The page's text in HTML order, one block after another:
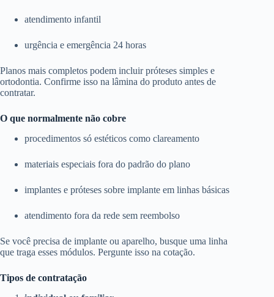
atendimento infantil
urgência e emergência 24 horas
Planos mais completos podem incluir próteses simples e
ortodontia. Confirme isso na lâmina do produto antes de
contratar.
O que normalmente não cobre
procedimentos só estéticos como clareamento
materiais especiais fora do padrão do plano
implantes e próteses sobre implante em linhas básicas
atendimento fora da rede sem reembolso
Se você precisa de implante ou aparelho, busque uma linha
que traga esses módulos. Pergunte isso na cotação.
Tipos de contratação